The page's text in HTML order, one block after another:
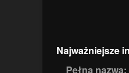
Najważniejsze
Pełna nazwa: